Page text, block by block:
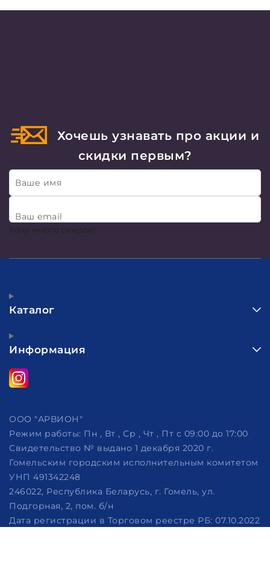
Хочешь узнавать про акции и
скидки первым?
Ваше имя
Ваш email
Хочу много скидок!
Каталог
Информация
ООО "АРВИОН"
Режим работы: Пн , Вт , Ср , Чт , Пт c 09:00 до 17:00
Свидетельство № выдано 1 декабря 2020 г.
Гомельским городским исполнительным комитетом
УНП 491342248
246022, Республика Беларусь, г. Гомель, ул.
Подгорная, 2, пом. б/н
Дата регистрации в Торговом реестре РБ: 07.10.2022